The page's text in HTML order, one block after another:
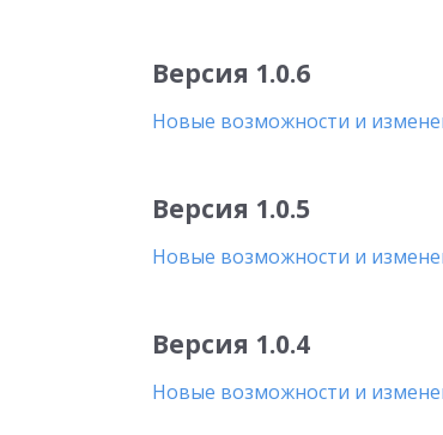
Версия 1.0.6
Новые возможности и
Версия 1.0.5
Новые возможности и
Версия 1.0.4
Новые возможности и